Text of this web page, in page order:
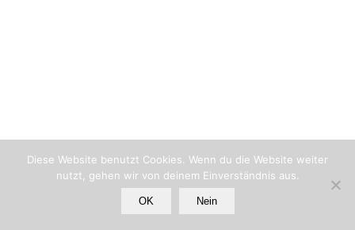
Diese Website benutzt Cookies. Wenn du die Website weiter
nutzt, gehen wir von deinem Einverständnis aus.
OK Nein